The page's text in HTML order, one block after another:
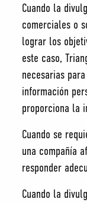
Cuando la
comerciales o
lograr los
este caso,
necesarias
información
proporciona la
Cuando se
una compañía
responder
Cuando la